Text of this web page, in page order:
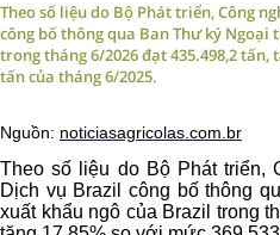
Theo số liệu do Bộ Phát triển, Công
công bố thông qua Ban Thư ký
trong tháng 6/2026 đạt 435.498,2 tấn,
tấn của tháng 6/2025.
Nguồn: noticiasagricolas.com.br
Theo số liệu do Bộ Phát triển,
Dịch vụ Brazil công bố thông
xuất khẩu ngô của Brazil trong